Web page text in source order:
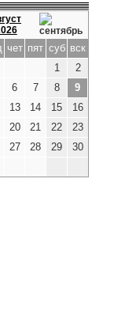
чет пят суб вск
1
2
6 7 8
9
13 14 15
16
20 21 22
23
27 28 29
30